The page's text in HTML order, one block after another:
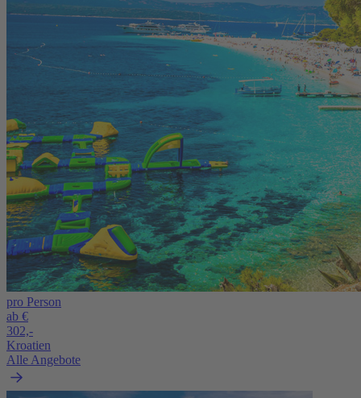
pro Person
ab €
302,-
Kroatien
Alle Angebote